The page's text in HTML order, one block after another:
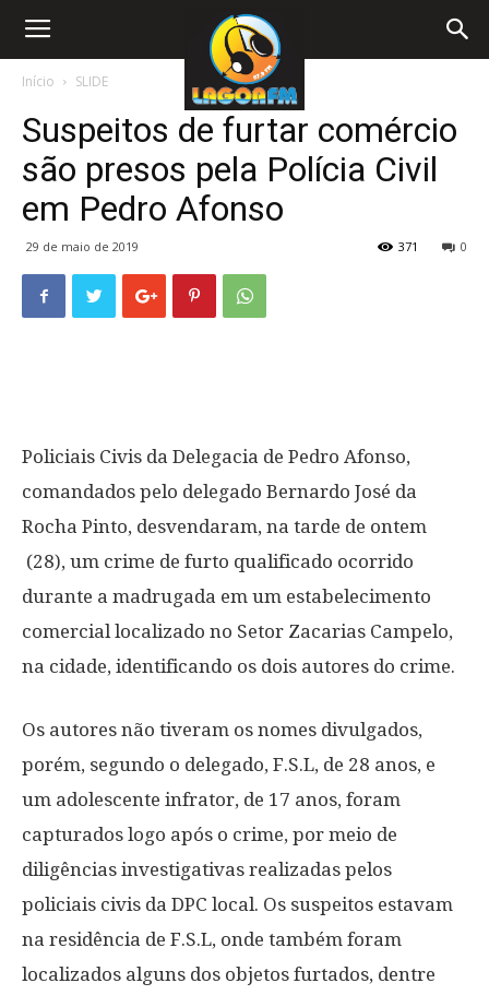
Início SLIDE
Suspeitos de furtar comércio
são presos pela Polícia Civil
em Pedro Afonso
29 de maio de 2019 0
371
Policiais Civis da Delegacia de Pedro Afonso,
comandados pelo delegado Bernardo José da
Rocha Pinto, desvendaram, na tarde de ontem
(28), um crime de furto qualificado ocorrido
durante a madrugada em um estabelecimento
comercial localizado no Setor Zacarias Campelo,
na cidade, identificando os dois autores do crime.
Os autores não tiveram os nomes divulgados,
porém, segundo o delegado, F.S.L, de 28 anos, e
um adolescente infrator, de 17 anos, foram
capturados logo após o crime, por meio de
diligências investigativas realizadas pelos
policiais civis da DPC local. Os suspeitos estavam
na residência de F.S.L, onde também foram
localizados alguns dos objetos furtados, dentre